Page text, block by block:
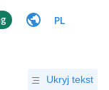
PL
Ukryj tekst